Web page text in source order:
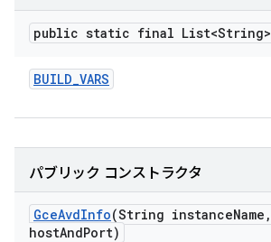
public static final List<String>
BUILD_VARS
パブリック コンストラクタ
GceAvdInfo(String instanceName ,
hostAndPort)